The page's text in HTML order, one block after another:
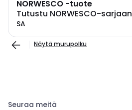
NORWESCO -tuote
Tutustu NORWESCO-sarjaan
SA
Näytä murupolku
Seuraa meitä